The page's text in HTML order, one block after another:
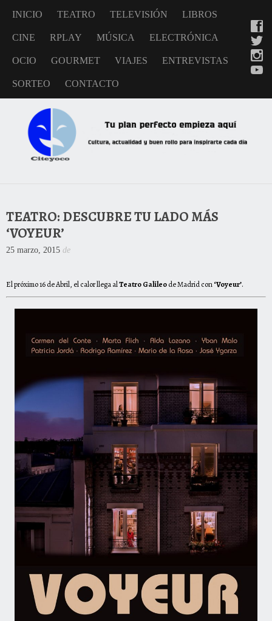
INICIO TEATRO TELEVISIÓN LIBROS
CINE RPLAY MÚSICA ELECTRÓNICA
OCIO GOURMET VIAJES ENTREVISTAS
SORTEO CONTACTO
TEATRO: DESCUBRE TU LADO MÁS
‘VOYEUR’
25 marzo, 2015 de
El próximo 16 de Abril, el calor llega alTeatro Galileode Madrid con‘Voyeur’.